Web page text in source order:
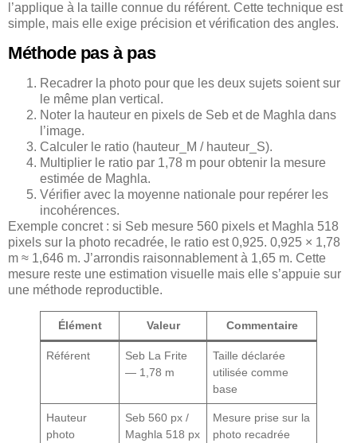
l’applique à la taille connue du référent. Cette technique est
simple, mais elle exige précision et vérification des angles.
Méthode pas à pas
Recadrer la photo pour que les deux sujets soient sur
le même plan vertical.
Noter la hauteur en pixels de Seb et de Maghla dans
l’image.
Calculer le ratio (hauteur_M / hauteur_S).
Multiplier le ratio par 1,78 m pour obtenir la mesure
estimée de Maghla.
Vérifier avec la moyenne nationale pour repérer les
incohérences.
Exemple concret : si Seb mesure 560 pixels et Maghla 518
pixels sur la photo recadrée, le ratio est 0,925. 0,925 × 1,78
m ≈ 1,646 m. J’arrondis raisonnablement à 1,65 m. Cette
mesure reste une estimation visuelle mais elle s’appuie sur
une méthode reproductible.
Élément Valeur Commentaire
Référent
Seb La Frite
— 1,78 m
Taille déclarée
utilisée comme
base
Hauteur
photo
Seb 560 px /
Maghla 518 px
Mesure prise sur la
photo recadrée